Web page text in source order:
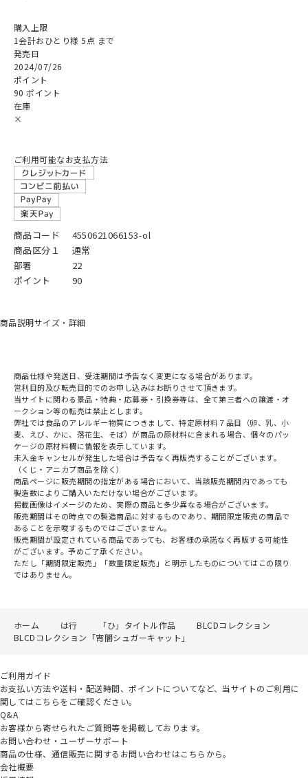
購入上限
1会計おひとり様 5点 まで
発売日
2024/07/26
ポイント
90 ポイント
在庫
×
ご利用可能なお支払方法
商品コード
4550621066153-ol
商品区分１
通常
部署
22
ポイント
90
商品説明サイズ・詳細
商品仕様や発送日、受注期間は予告なく変更になる場合があります。
営利目的及び転売目的でのお申し込みはお断りさせて頂きます。
当サイトに関わる景品・特典・応募券・引換券等は、全て第三者への譲渡・オ
ークション等の転売は禁止とします。
弊社では食品のアレルギー物質につきまして、特定原材料７品目（卵、乳、小
麦、えび、かに、落花生、そば）が商品の原材料に含まれる場合、個々のパッ
ケージの原材料欄に情報を表示しています。
未入金キャンセルが発生した場合は予告なく再販売することがございます。
（くじ・アニカプ商品を除く）
商品ページに販売期間の指定がある場合において、当該販売期間内であっても
製造数によりご購入いただけない場合がございます。
掲載画像はイメージのため、実際の商品と多少異なる場合がございます。
販売期間はその時点での製造商品に対するものであり、期間限定販売の商品で
あることを示唆するものではございません。
販売期間が設定されている商品であっても、お客様の承諾なく再販する可能性
がございます。予めご了承ください。
ただし「期間限定販売」「数量限定販売」と明示したものについてはこの限り
ではありません。
ホーム は行 「ひ」タイトル作品
BLCDコレクション
BLCDコレクション「宵闇シュガーキャット」
ご利用ガイド
お支払い方法や送料・配送時間、ポイントについてなど、当サイトのご利用に
関してはこちらをご確認ください。
Q&A
お客様から寄せられたご質問等を掲載しております。
お問い合わせ・ユーザーサポート
商品の仕様、通信販売に関するお問い合わせはこちらから。
会社概要